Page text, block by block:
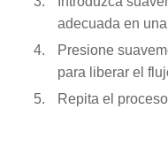
adecuada en
Presione
para liberar el
Repita el